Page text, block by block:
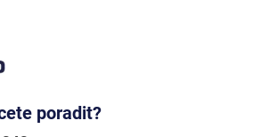
poradit?